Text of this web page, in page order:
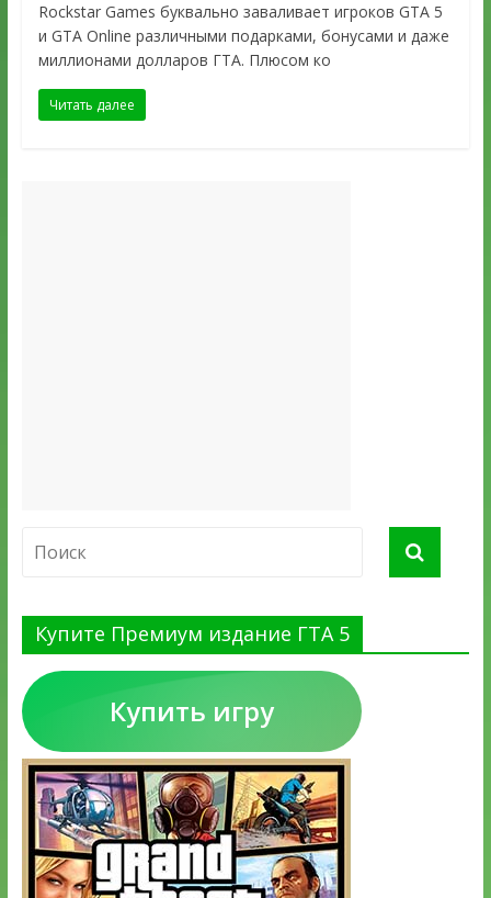
Rockstar Games буквально заваливает игроков GTA 5
и GTA Online различными подарками, бонусами и даже
миллионами долларов ГТА. Плюсом ко
Читать далее
Купите Премиум издание ГТА 5
Купить игру